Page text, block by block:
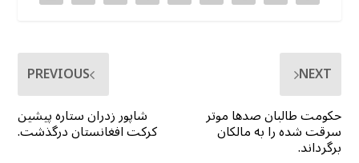
PREVIOUS
شاپور زدران ستاره پیشین
کرکت افغانستان درگذشت.
NEXT
حکومت طالبان صدها موتر
سرقت شده را به مالکان
برگرداند.